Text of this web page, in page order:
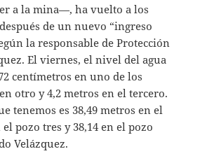
a la mina—, ha vuelto a los
de un nuevo “ingreso
la responsable de Protección
El viernes, el nivel del agua
centímetros en uno de los
otro y 4,2 metros en el tercero.
tenemos es 38,49 metros en el
el pozo tres y 38,14 en el pozo
Velázquez.